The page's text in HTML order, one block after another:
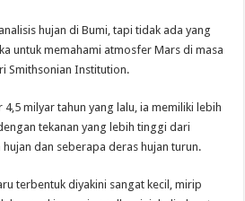
hujan di Bumi, tapi tidak ada yang
untuk memahami atmosfer Mars di masa
Smithsonian Institution.
milyar tahun yang lalu, ia memiliki lebih
tekanan yang lebih tinggi dari
dan seberapa deras hujan turun.
terbentuk diyakini sangat kecil, mirip